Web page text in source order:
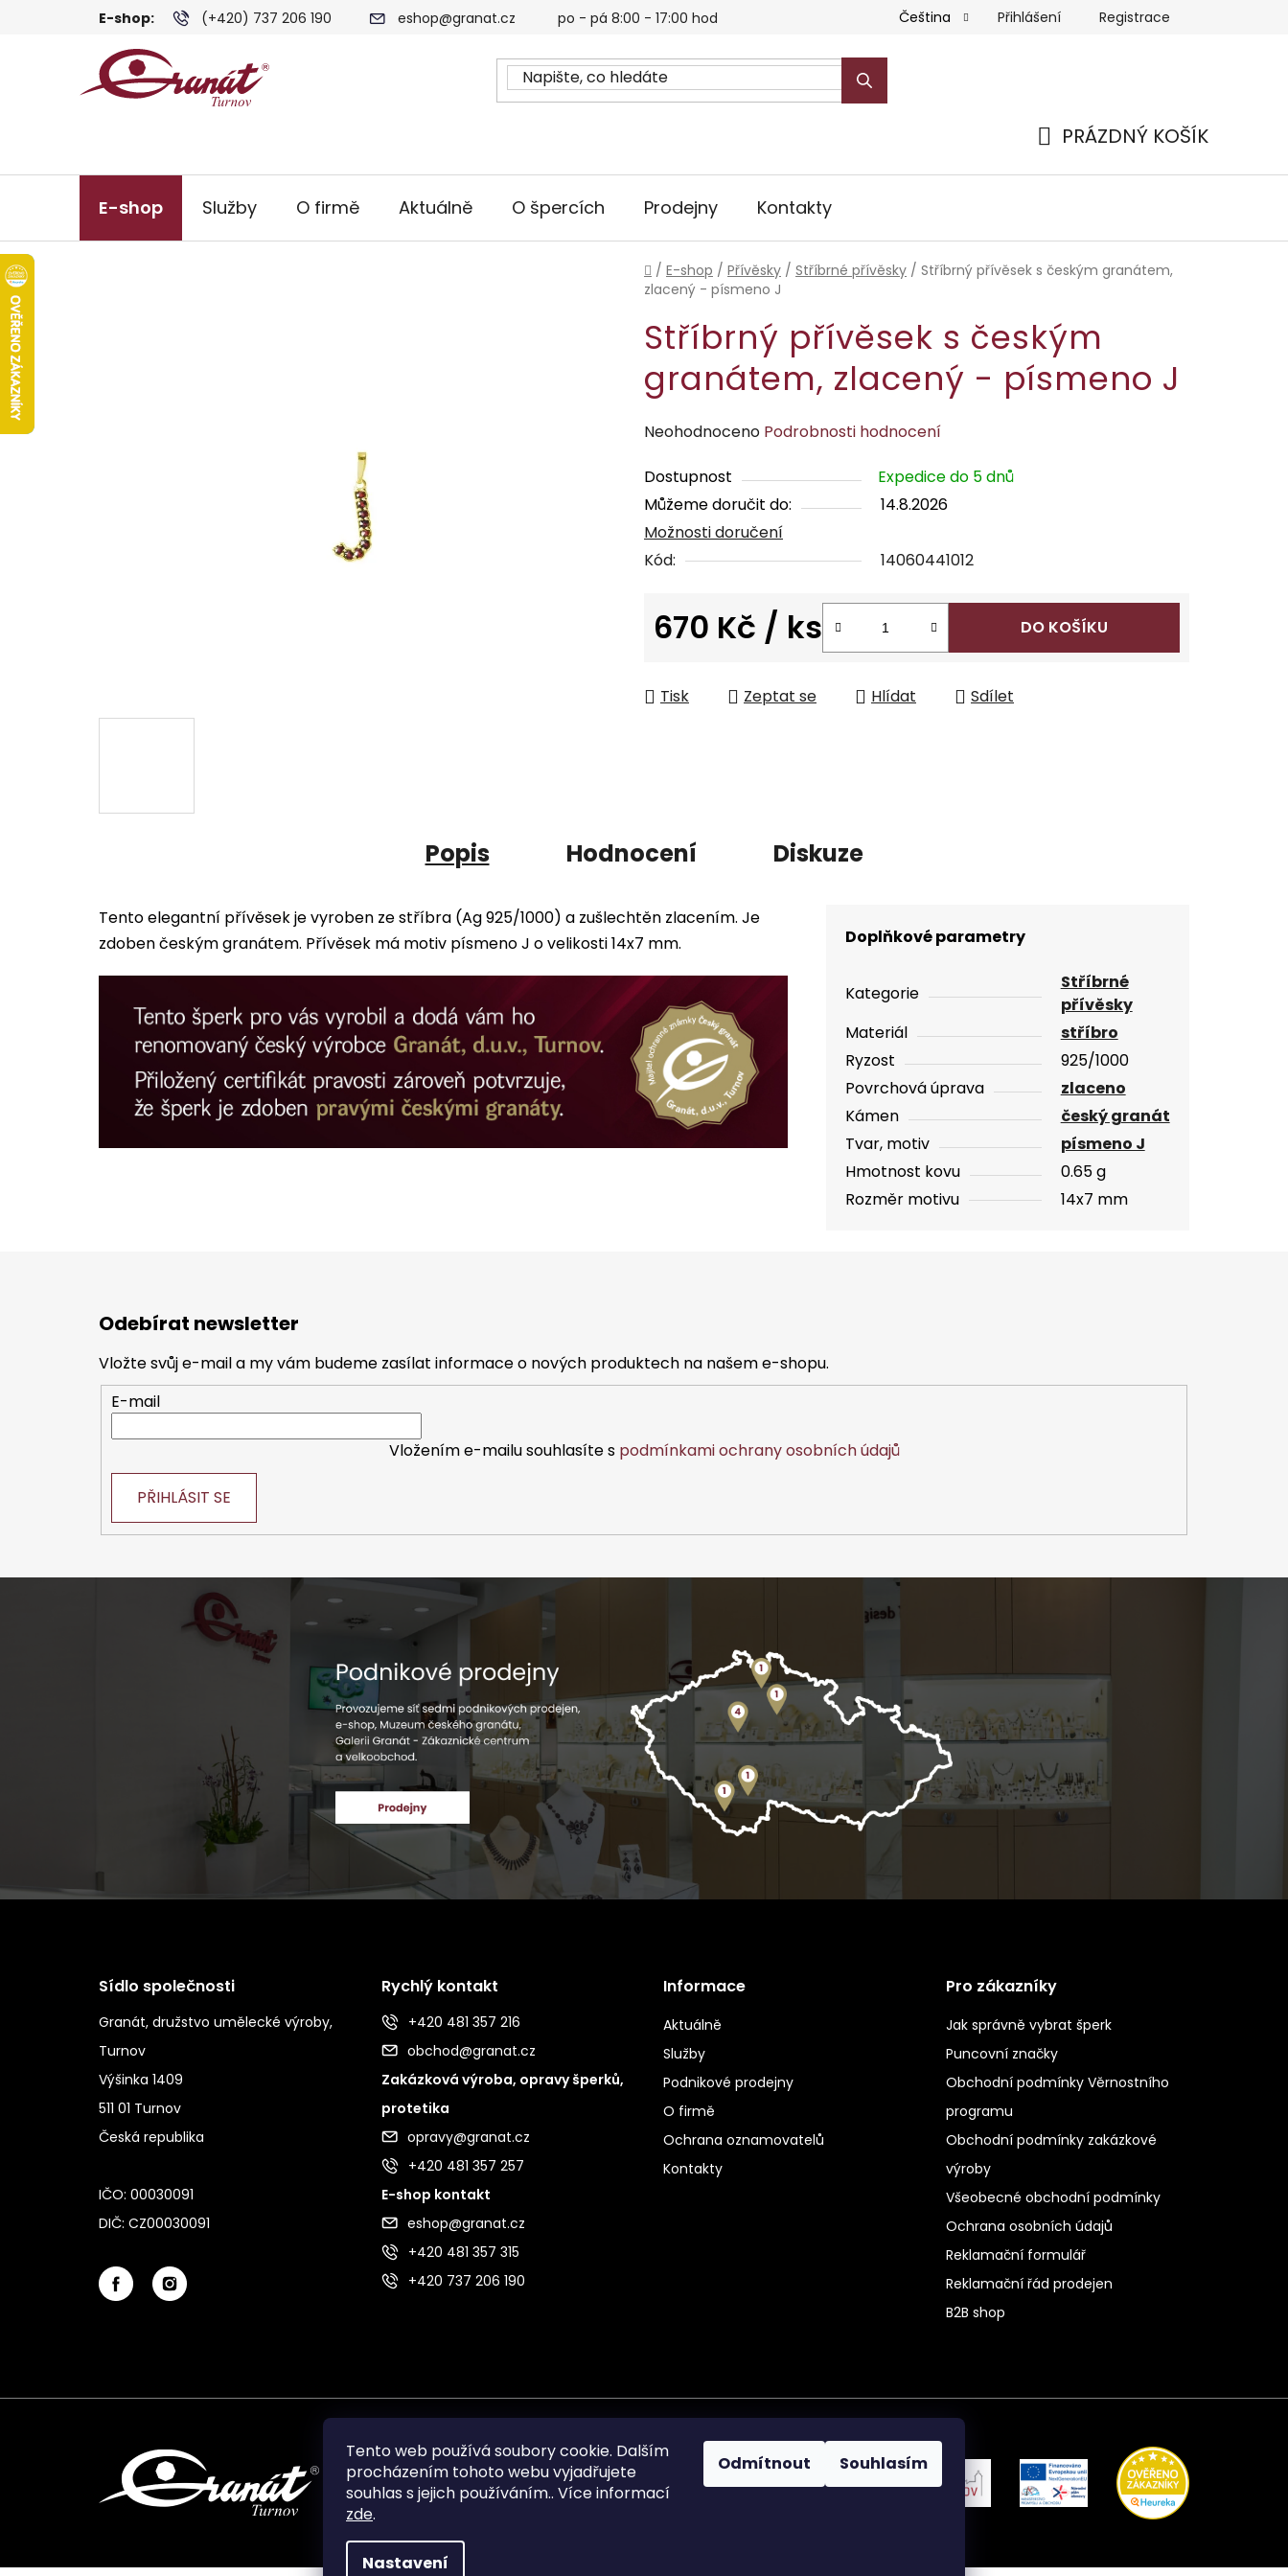
Tento web používá soubory cookie. Dalším
procházením tohoto webu vyjadřujete
souhlas s jejich používáním.. Více informací
zde.
Nastavení
Odmítnout Souhlasím
E-shop: (+420) 737 206 190 eshop@granat.cz po - pá 8:00 - 17:00 hod Čeština Přihlášení Registrace
PRÁZDNÝ KOŠÍK
E-shop Služby O firmě Aktuálně O špercích Prodejny Kontakty
Domů
/ E-shop / Přívěsky / Stříbrné přívěsky / Stříbrný přívěsek s českým granátem,
zlacený - písmeno J
Stříbrný přívěsek s českým
granátem, zlacený - písmeno J
Průměrné
produktu
je
0,0
z
hvězdiček.
Neohodnoceno Podrobnosti hodnocení
Dostupnost
Expedice do 5 dnů
Můžeme doručit do:
14.8.2026
Možnosti doručení
Kód:
14060441012
670 Kč / ks DO KOŠÍKU
Tisk Zeptat se Hlídat Sdílet
Popis Hodnocení Diskuze
Tento elegantní přívěsek je vyroben ze stříbra (Ag 925/1000) a zušlechtěn zlacením. Je
zdoben českým granátem. Přívěsek má motiv písmeno J o velikosti 14x7 mm.
Doplňkové parametry
Kategorie
Stříbrné
přívěsky
Materiál
stříbro
Ryzost
925/1000
Povrchová úprava
zlaceno
Kámen
český granát
Tvar, motiv
písmeno J
Hmotnost kovu
0.65 g
Rozměr motivu
14x7 mm
Odebírat newsletter
Vložte svůj e-mail a my vám budeme zasílat informace o nových produktech na našem e-shopu.
E-mail
Vložením e-mailu souhlasíte s podmínkami ochrany osobních údajů
PŘIHLÁSIT SE
Sídlo společnosti
Granát, družstvo umělecké výroby,
Turnov
Výšinka 1409
511 01 Turnov
Česká republika
IČO: 00030091
DIČ: CZ00030091
Rychlý kontakt
+420 481 357 216
obchod@granat.cz
Zakázková výroba, opravy šperků,
protetika
opravy@granat.cz
+420 481 357 257
E-shop kontakt
eshop@granat.cz
+420 481 357 315
+420 737 206 190
Informace
Aktuálně
Služby
Podnikové prodejny
O firmě
Ochrana oznamovatelů
Kontakty
Pro zákazníky
Jak správně vybrat šperk
Puncovní značky
Obchodní podmínky Věrnostního
programu
Obchodní podmínky zakázkové
výroby
Všeobecné obchodní podmínky
Ochrana osobních údajů
Reklamační formulář
Reklamační řád prodejen
B2B shop